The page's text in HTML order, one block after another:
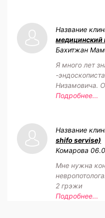
Название
медицинский
Бахитжан
Я много лет
-
Низамовича.
Подробнее...
Название
shifo servise)
Комарова
Мне нужна
2 грэжи
Подробнее...